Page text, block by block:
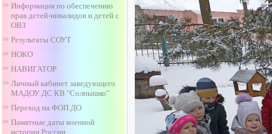
Информация по обеспечению
прав детей-инвалидов и детей с
ОВЗ
Результаты СОУТ
НОКО
НАВИГАТОР
Личный кабинет заведующего
МАДОУ ДС КВ "Солнышко"
Переход на ФОП ДО
Памятные даты военной
истории России